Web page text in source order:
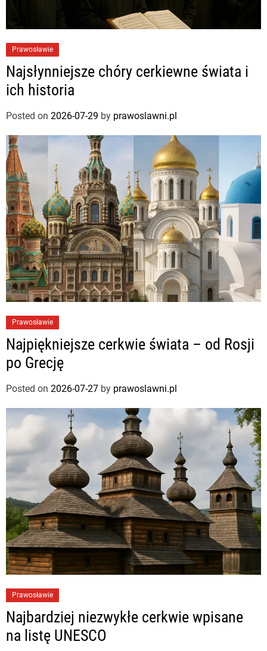
Prawosławie
Najsłynniejsze chóry cerkiewne świata i
ich historia
Posted on 2026-07-29 by prawoslawni.pl
Prawosławie
Najpiękniejsze cerkwie świata – od Rosji
po Grecję
Posted on 2026-07-27 by prawoslawni.pl
Prawosławie
Najbardziej niezwykłe cerkwie wpisane
na listę UNESCO